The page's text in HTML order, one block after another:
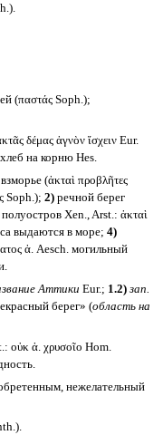
(παστάς Soph.);
δέμας ἁγνὸν ἴσχειν Eur.
на корню Hes.
(ἀκταὶ προβλῆτες
Soph.); 2)речной берег
Xen., Arst.: ἀκταὶ
выдаются в море; 4)
ἀ. Aesch. могильный
Аттики Eur.; 1.2) зап.
берег» (область на
ἀ. χρυσοῖο Hom.
нежелательный